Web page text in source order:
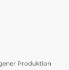
Produktion